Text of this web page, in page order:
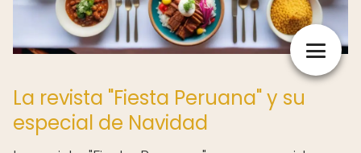
La revista "Fiesta Peruana" y su
especial de Navidad